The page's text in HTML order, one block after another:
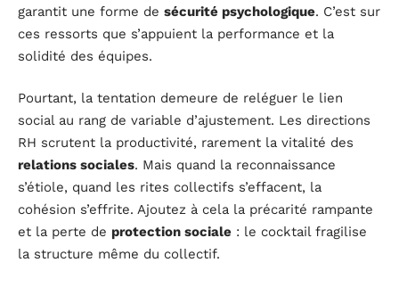
garantit une forme de sécurité psychologique. C’est sur
ces ressorts que s’appuient la performance et la
solidité des équipes.
Pourtant, la tentation demeure de reléguer le lien
social au rang de variable d’ajustement. Les directions
RH scrutent la productivité, rarement la vitalité des
relations sociales. Mais quand la reconnaissance
s’étiole, quand les rites collectifs s’effacent, la
cohésion s’effrite. Ajoutez à cela la précarité rampante
et la perte de protection sociale : le cocktail fragilise
la structure même du collectif.